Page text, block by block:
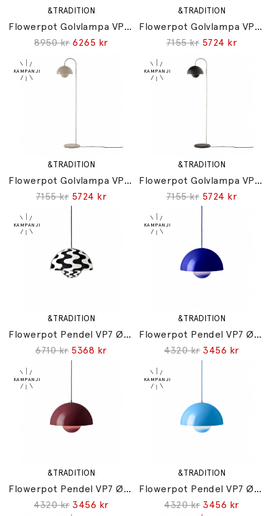
&TRADITION
Flowerpot Golvlampa VP12 Chrome-Plated
8950 kr 6265 kr
&TRADITION
Flowerpot Golvlampa VP12 Cobalt Blue
7155 kr 5724 kr
&TRADITION
Flowerpot Golvlampa VP12 Grey Beige
7155 kr 5724 kr
&TRADITION
Flowerpot Golvlampa VP12 Matt Black
7155 kr 5724 kr
&TRADITION
Flowerpot Pendel VP7 Ø37cm Black & White Pattern
6710 kr 5368 kr
&TRADITION
Flowerpot Pendel VP7 Ø37cm Cobalt Blue
4320 kr 3456 kr
&TRADITION
Flowerpot Pendel VP7 Ø37cm Dark Plum
4320 kr 3456 kr
&TRADITION
Flowerpot Pendel VP7 Ø37cm Swim Blue
4320 kr 3456 kr